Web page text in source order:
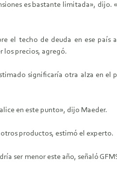
es bastante limitada», dijo.
el techo de deuda en ese país
los precios, agregó.
significaría otra alza en el
en este punto», dijo Maeder.
productos, estimó el experto.
ser menor este año, señaló